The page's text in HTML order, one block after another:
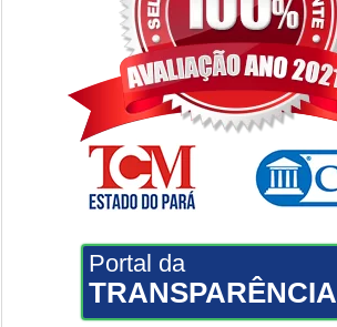
Portal da
TRANSPARÊNCIA